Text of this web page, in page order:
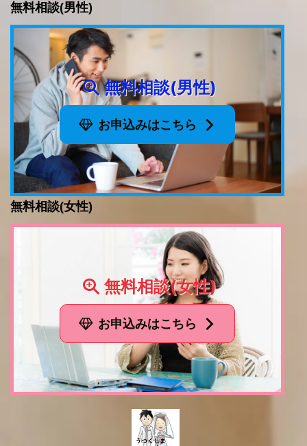
無料相談(男性)
無料相談(男性)
お申込みはこちら
無料相談(女性)
無料相談(女性)
お申込みはこちら